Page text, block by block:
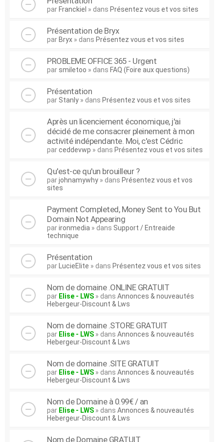
par Franckiel » dans Présentez vous et vos sites
Présentation de Bryx
par Bryx » dans Présentez vous et vos sites
PROBLEME OFFICE 365 - Urgent
par smiletoo » dans FAQ (Foire aux questions)
Présentation
par Stanly » dans Présentez vous et vos sites
Après un licenciement économique, j'ai
décidé de me consacrer pleinement à mon
activité indépendante. Moi, c'est Cédric
parceddevwp » dans Présentez vous et vos sites
Qu'est-ce qu'un brouilleur ?
parjohnamywhy » dans Présentez vous et vos
sites
Payment Completed, Money Sent to You But
Domain Not Appearing
parironmedia » dans Support / Entreaide
technique
Présentation
par LucieElite » dans Présentez vous et vos sites
Nom de domaine .ONLINE GRATUIT
par Elise - LWS » dans Annonces & nouveautés
Hebergeur-Discount & Lws
Nom de domaine .STORE GRATUIT
par Elise - LWS » dans Annonces & nouveautés
Hebergeur-Discount & Lws
Nom de domaine .SITE GRATUIT
par Elise - LWS » dans Annonces & nouveautés
Hebergeur-Discount & Lws
Nom de Domaine à 0.99€ / an
par Elise - LWS » dans Annonces & nouveautés
Hebergeur-Discount & Lws
Nom de Domaine GRATUIT